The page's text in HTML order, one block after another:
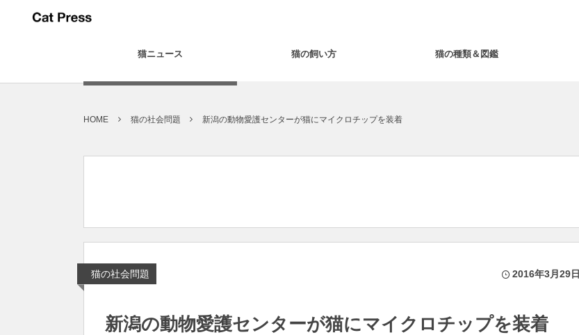
猫ニュース 猫の飼い方 猫の種類＆図鑑
HOME 猫の社会問題 新潟の動物愛護センターが猫にマイクロチップを装着
猫の社会問題 2016年3月29日
新潟の動物愛護センターが猫にマイクロチップを装着